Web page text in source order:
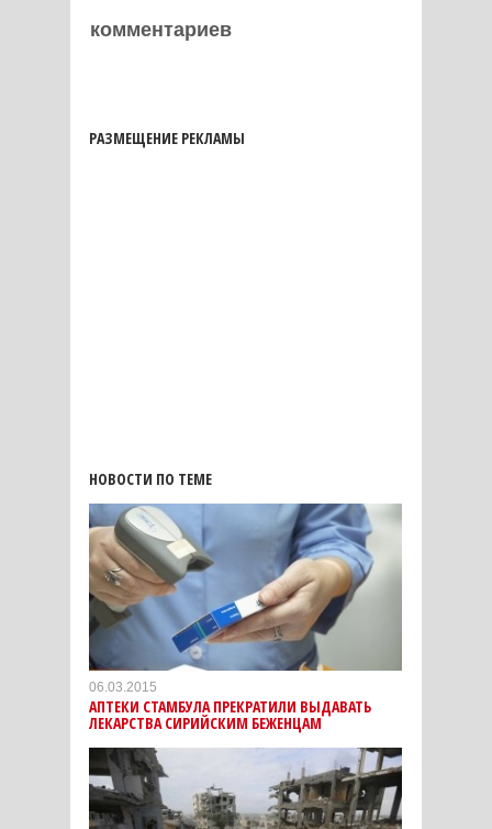
комментариев
РАЗМЕЩЕНИЕ РЕКЛАМЫ
НОВОСТИ ПО ТЕМЕ
06.03.2015
АПТЕКИ СТАМБУЛА ПРЕКРАТИЛИ ВЫДАВАТЬ
ЛЕКАРСТВА СИРИЙСКИМ БЕЖЕНЦАМ